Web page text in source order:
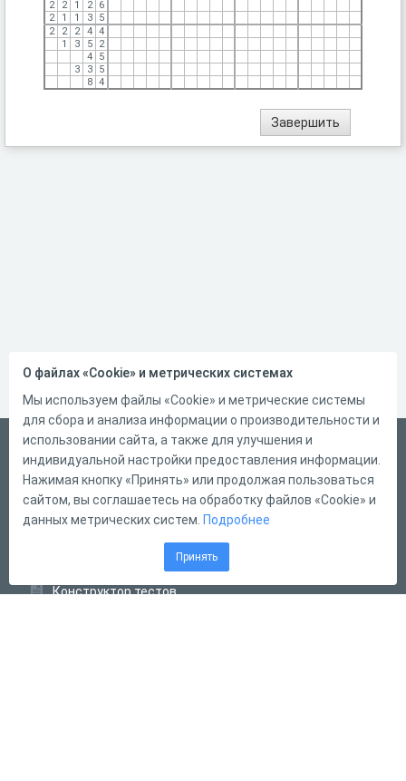
2
2 1 2
6
2
1 1 3
5
2
2 2 4 4
1
3 5
2
4
5
3
3
5
8 4
Русский
Справка
Форма обратной связи
Конструктор тестов
О файлах «Cookie» и метрических системах
Мы используем файлы «Cookie» и метрические системы
для сбора и анализа информации о производительности и
использовании сайта, а также для улучшения и
индивидуальной настройки предоставления информации.
Нажимая кнопку «Принять» или продолжая пользоваться
сайтом, вы соглашаетесь на обработку файлов «Cookie» и
данных метрических систем. Подробнее
Принять